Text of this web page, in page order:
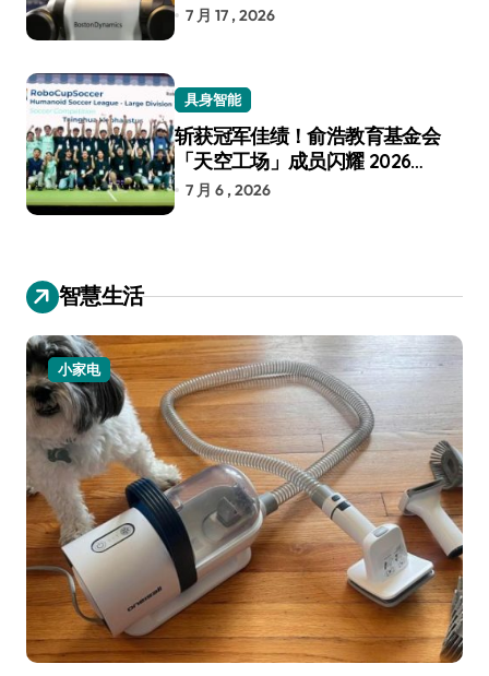
7 月 17 , 2026
具身智能
斩获冠军佳绩！俞浩教育基金会
「天空工场」成员闪耀 2026
RoboCup 机器人世界杯
7 月 6 , 2026
智慧生活
电视